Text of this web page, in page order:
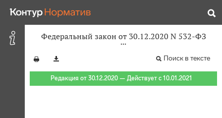
Федеральный закон от 30.12.2020 N 532-ФЗ
Поиск в тексте
Редакция от 30.12.2020 — Действует с 10.01.2021